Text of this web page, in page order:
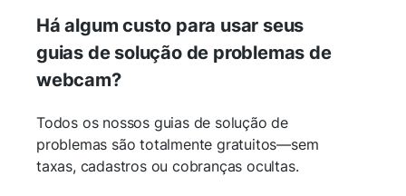
Há algum custo para usar seus
guias de solução de problemas de
webcam?
Todos os nossos guias de solução de
problemas são totalmente gratuitos—sem
taxas, cadastros ou cobranças ocultas.